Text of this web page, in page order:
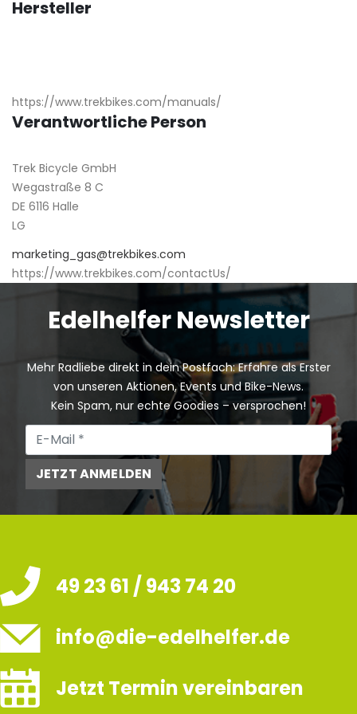
Hersteller
https://www.trekbikes.com/manuals/
Verantwortliche Person
Trek Bicycle GmbH
Wegastraße 8 C
DE 6116 Halle
LG
marketing_gas@trekbikes.com
https://www.trekbikes.com/contactUs/
Edelhelfer Newsletter
Mehr Radliebe direkt in dein Postfach: Erfahre als Erster
von unseren Aktionen, Events und Bike-News.
Kein Spam, nur echte Goodies – versprochen!
JETZT ANMELDEN
49 23 61 / 943 74 20
info@die-edelhelfer.de
Jetzt Termin vereinbaren